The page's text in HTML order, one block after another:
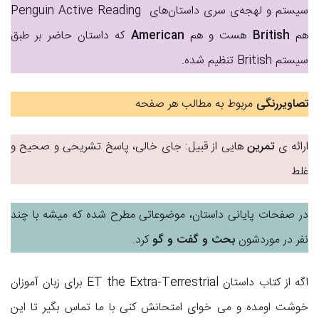
سیستم و لهجه‌ی سری داستان‌های Penguin Active Reading
هم British هست و هم American که داستان حاضر بر طبق
سیستم British تنظیم شده.
تصاویررنگی مربوط به مطالب هر صفحه
ارائه یتمرینهایی از قبیل: جای خالی، پاسخ تشریحی و صحیح و
غلط
در صفحات پایانی داستان، موضوعاتی مطرح شده که میشه با چند
نفر در موردشون بحث و گفت و گوکرد.
اگه از کتاب داستان ET the Extra-Terrestrial برای زبان آموزان
خوشت اومده و می خوای امتحانش کنی با ما تماس بگیر تا این